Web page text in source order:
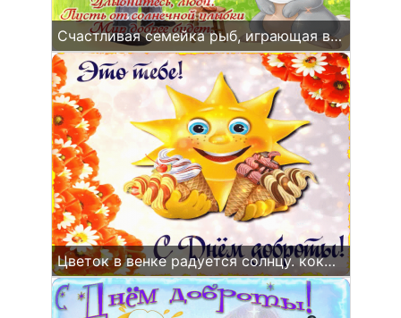
Счастливая семейка рыб, играющая в поле с домашней кошкой.
Цветок в венке радуется солнцу. кокосовый и ванильный крем. звёздочки счастья.